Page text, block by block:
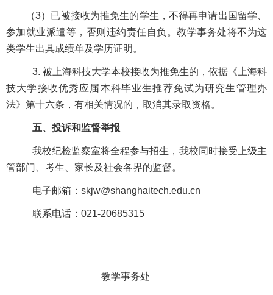
（3）已被接收为推免生的学生，不得再申请出国留学、
参加就业派遣等，否则违约责任自负。教学事务处将不为这
类学生出具成绩单及学历证明。
3. 被上海科技大学本校接收为推免生的，依据《上海科
技大学接收优秀应届本科毕业生推荐免试为研究生管理办
法》第十六条，有相关情况的，取消其录取资格。
五、投诉和监督举报
我校纪检监察室将全程参与招生，我校同时接受上级主
管部门、考生、家长及社会各界的监督。
电子邮箱： skjw@shanghaitech.edu.cn
联系电话：021-20685315
教学事务处